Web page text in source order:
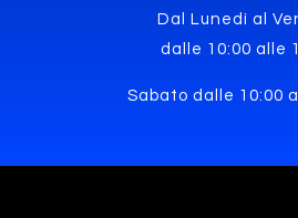
Dal Lunedì al
dalle 10:00 alle
Sabato dalle 10:00